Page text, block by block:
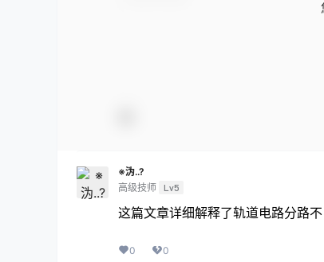
※沩..?
高级技师 Lv5
这篇文章详细解释了轨道电路分路
0 0